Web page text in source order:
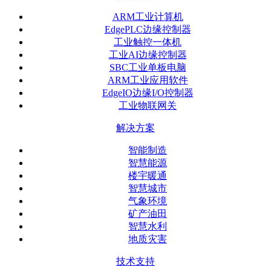
ARM工业计算机
EdgePLC边缘控制器
工业触控一体机
工业AI边缘控制器
SBC工业单板电脑
ARM工业应用软件
EdgeIO边缘I/O控制器
工业物联网关
解决方案
智能制造
智慧能源
楼宇暖通
智慧城市
气象环境
矿产油田
智慧水利
地质灾害
技术支持